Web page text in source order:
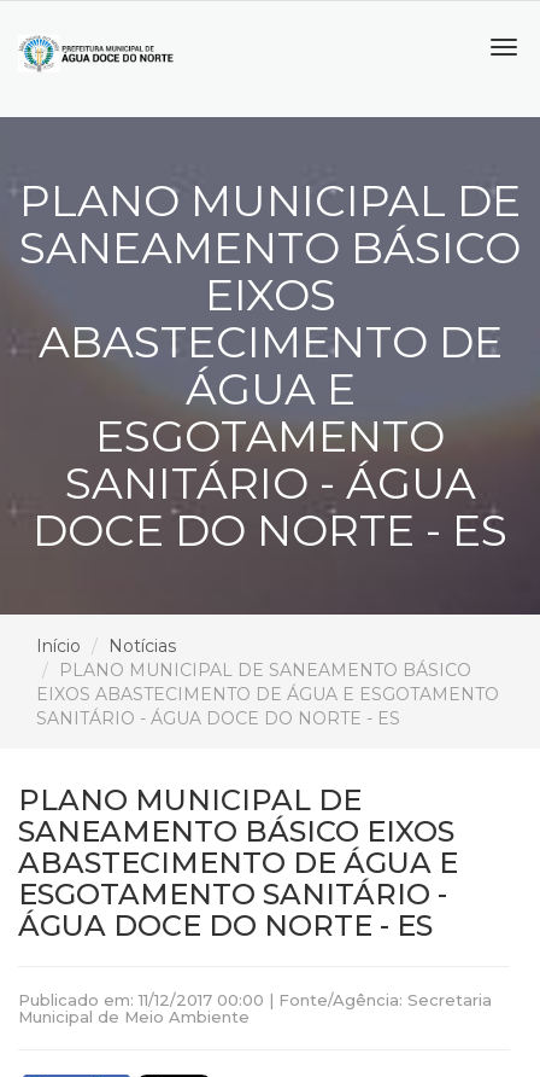
PLANO MUNICIPAL DE
SANEAMENTO BÁSICO
EIXOS
ABASTECIMENTO DE
ÁGUA E
ESGOTAMENTO
SANITÁRIO - ÁGUA
DOCE DO NORTE - ES
Início
Notícias
PLANO MUNICIPAL DE SANEAMENTO BÁSICO
EIXOS ABASTECIMENTO DE ÁGUA E ESGOTAMENTO
SANITÁRIO - ÁGUA DOCE DO NORTE - ES
PLANO MUNICIPAL DE
SANEAMENTO BÁSICO EIXOS
ABASTECIMENTO DE ÁGUA E
ESGOTAMENTO SANITÁRIO -
ÁGUA DOCE DO NORTE - ES
Publicado em: 11/12/2017 00:00 | Fonte/Agência: Secretaria
Municipal de Meio Ambiente